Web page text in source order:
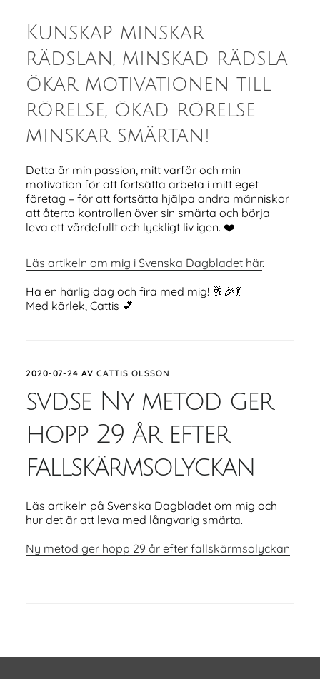
Kunskap minskar
rädslan, minskad rädsla
ökar motivationen till
rörelse, ökad rörelse
minskar smärtan!
Detta är min passion, mitt varför och min
motivation för att fortsätta arbeta i mitt eget
företag – för att fortsätta hjälpa andra människor
att återta kontrollen över sin smärta och börja
leva ett värdefullt och lyckligt liv igen. ❤️
Läs artikeln om mig i Svenska Dagbladet här.
Ha en härlig dag och fira med mig! 🥂🎉💃
Med kärlek, Cattis 💕
2020-07-24 AV CATTIS OLSSON
svd.se Ny metod ger
hopp 29 år efter
fallskärmsolyckan
Läs artikeln på Svenska Dagbladet om mig och
hur det är att leva med långvarig smärta.
Ny metod ger hopp 29 år efter fallskärmsolyckan